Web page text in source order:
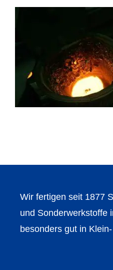
Wir fertigen seit 1877
und Sonderwerkstoffe
besonders gut in